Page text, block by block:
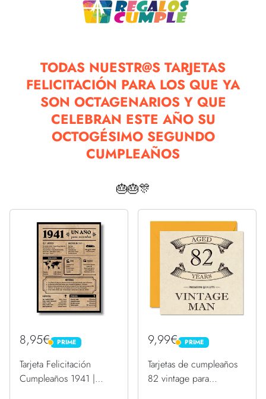
TODAS NUESTR@S TARJETAS
FELICITACIÓN PARA LOS QUE YA
SON OCTAGENARIOS Y QUE
CELEBRAN ESTE AÑO SU
OCTOGÉSIMO SEGUNDO
CUMPLEAÑOS
🎂🎂🎊
8,95€ PRIME
PRIME
Tarjeta Felicitación
Cumpleaños 1941 |
9,99€ PRIME
PRIME
Tarjetas de cumpleaños
82 vintage para